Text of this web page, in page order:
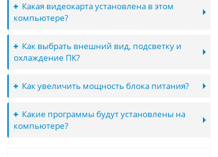
Какая видеокарта установлена в этом
компьютере?
Как выбрать внешний вид, подсветку и
охлаждение ПК?
Как увеличить мощность блока питания?
Какие программы будут установлены на
компьютере?